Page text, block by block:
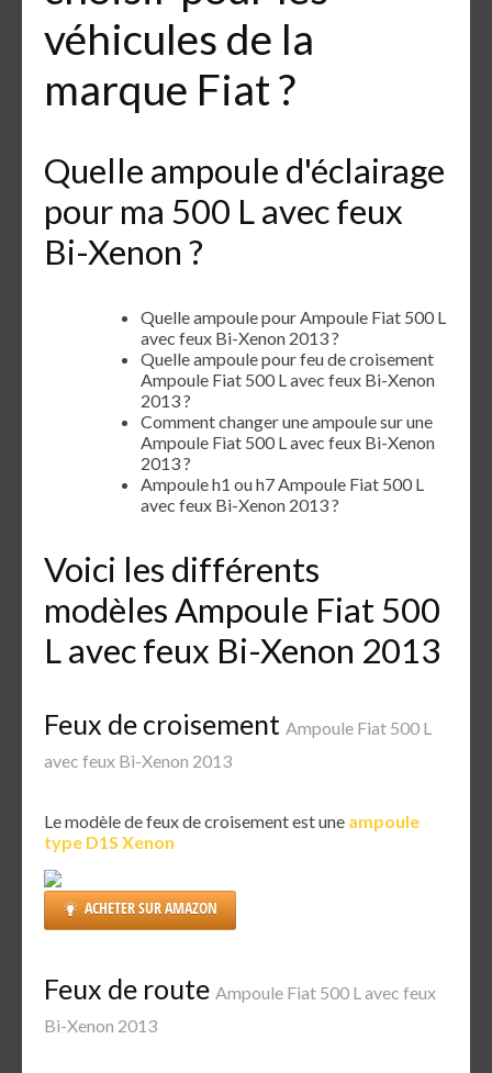
véhicules de la
marque Fiat ?
Quelle ampoule d'éclairage
pour ma 500 L avec feux
Bi-Xenon ?
Quelle ampoule pour Ampoule Fiat 500 L
avec feux Bi-Xenon 2013 ?
Quelle ampoule pour feu de croisement
Ampoule Fiat 500 L avec feux Bi-Xenon
2013 ?
Comment changer une ampoule sur une
Ampoule Fiat 500 L avec feux Bi-Xenon
2013 ?
Ampoule h1 ou h7 Ampoule Fiat 500 L
avec feux Bi-Xenon 2013 ?
Voici les différents
modèles Ampoule Fiat 500
L avec feux Bi-Xenon 2013
Feux de croisement Ampoule Fiat 500 L
avec feux Bi-Xenon 2013
Le modèle de feux de croisement est une ampoule
type D1S Xenon
ACHETER SUR AMAZON
Feux de route Ampoule Fiat 500 L avec feux
Bi-Xenon 2013